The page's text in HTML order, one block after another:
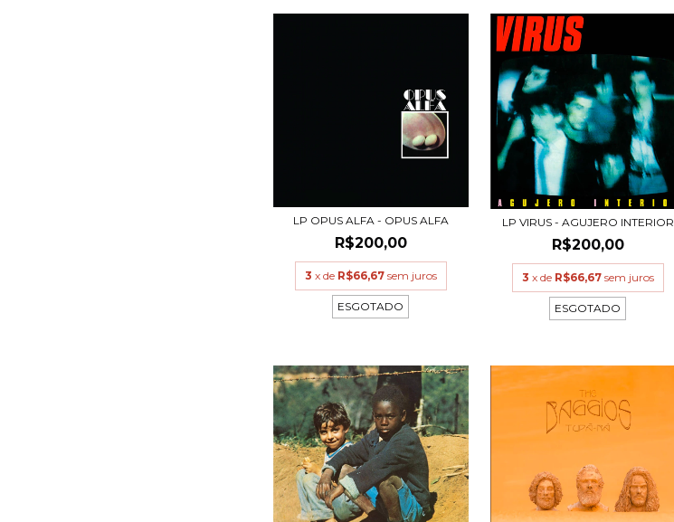
LP OPUS ALFA - OPUS ALFA
R$200,00
3 x de R$66,67 sem juros
ESGOTADO
LP VIRUS - AGUJERO INTERIOR
R$200,00
3 x de R$66,67 sem juros
ESGOTADO